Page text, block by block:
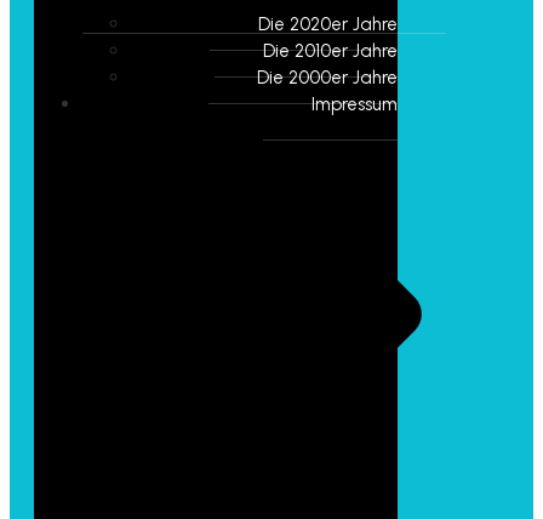
Die 2020er Jahre
Die 2010er Jahre
Die 2000er Jahre
Impressum